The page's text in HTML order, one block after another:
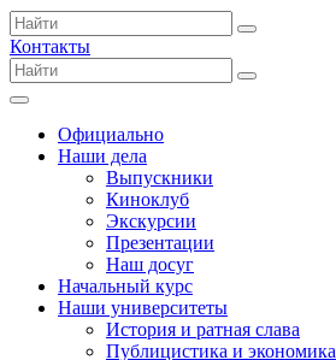
Контакты
Официально
Наши дела
Выпускники
Киноклуб
Экскурсии
Презентации
Наш досуг
Начальный курс
Наши университеты
История и ратная слава
Публицистика и экономика